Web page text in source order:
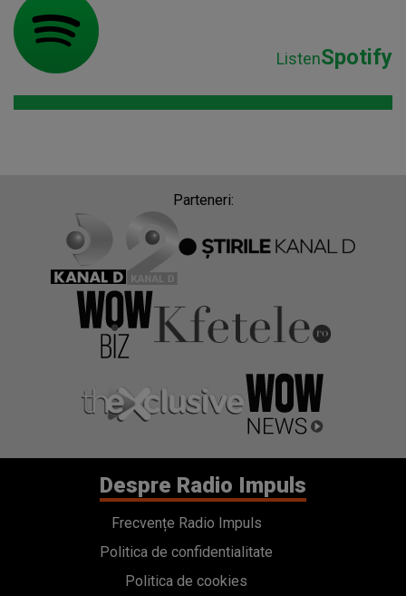
ListenSpotify
Parteneri:
Despre Radio Impuls
Frecvențe Radio Impuls
Politica de confidentialitate
Politica de cookies